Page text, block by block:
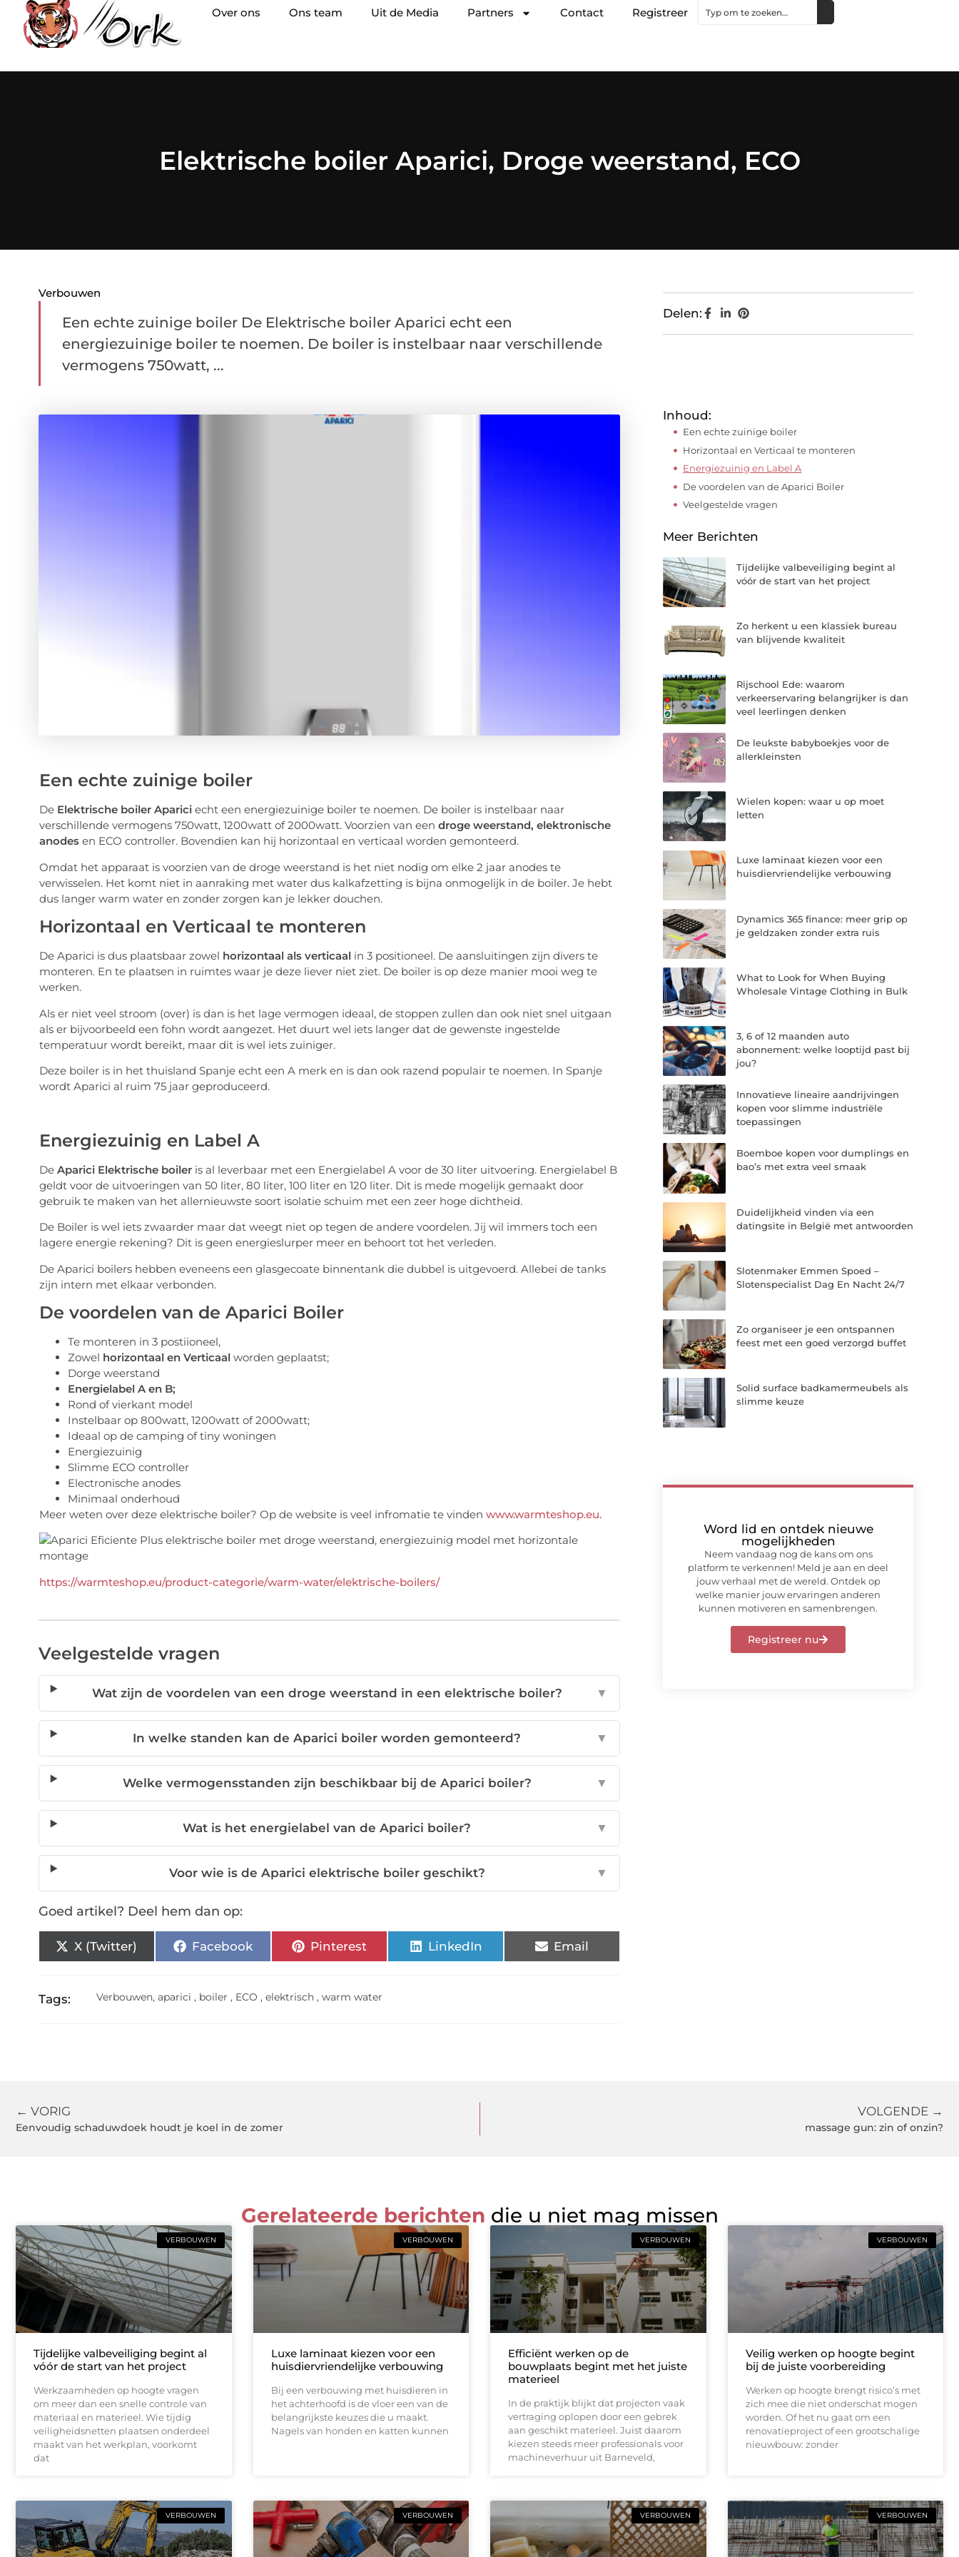
Over ons Ons team Uit de Media Partners Contact Registreer
Elektrische boiler Aparici, Droge weerstand, ECO
Verbouwen
Een echte zuinige boiler De Elektrische boiler Aparici echt een
energiezuinige boiler te noemen. De boiler is instelbaar naar verschillende
vermogens 750watt, ...
Een echte zuinige boiler
De Elektrische boiler Apariciecht een energiezuinige boiler te noemen. De boiler is instelbaar naar
verschillende vermogens 750watt, 1200watt of 2000watt. Voorzien van een droge weerstand, elektronische
anodesen ECO controller. Bovendien kan hij horizontaal en verticaal worden gemonteerd.
Omdat het apparaat is voorzien van de droge weerstand is het niet nodig om elke 2 jaar anodes te
verwisselen. Het komt niet in aanraking met water dus kalkafzetting is bijna onmogelijk in de boiler. Je hebt
dus langer warm water en zonder zorgen kan je lekker douchen.
Horizontaal en Verticaal te monteren
De Aparici is dus plaatsbaar zowel horizontaal als verticaal in 3 positioneel. De aansluitingen zijn divers te
monteren. En te plaatsen in ruimtes waar je deze liever niet ziet. De boiler is op deze manier mooi weg te
werken.
Als er niet veel stroom (over) is dan is het lage vermogen ideaal, de stoppen zullen dan ook niet snel uitgaan
als er bijvoorbeeld een fohn wordt aangezet. Het duurt wel iets langer dat de gewenste ingestelde
temperatuur wordt bereikt, maar dit is wel iets zuiniger.
Deze boiler is in het thuisland Spanje echt een A merk en is dan ook razend populair te noemen. In Spanje
wordt Aparici al ruim 75 jaar geproduceerd.
Energiezuinig en Label A
De Aparici Elektrische boileris al leverbaar met een Energielabel A voor de 30 liter uitvoering. Energielabel B
geldt voor de uitvoeringen van 50 liter, 80 liter, 100 liter en 120 liter. Dit is mede mogelijk gemaakt door
gebruik te maken van het allernieuwste soort isolatie schuim met een zeer hoge dichtheid.
De Boiler is wel iets zwaarder maar dat weegt niet op tegen de andere voordelen. Jij wil immers toch een
lagere energie rekening? Dit is geen energieslurper meer en behoort tot het verleden.
De Aparici boilers hebben eveneens een glasgecoate binnentank die dubbel is uitgevoerd. Allebei de tanks
zijn intern met elkaar verbonden.
De voordelen van de Aparici Boiler
Te monteren in 3 postiioneel,
Zowel horizontaal en Verticaal worden geplaatst;
Dorge weerstand
Energielabel A en B;
Rond of vierkant model
Instelbaar op 800watt, 1200watt of 2000watt;
Ideaal op de camping of tiny woningen
Energiezuinig
Slimme ECO controller
Electronische anodes
Minimaal onderhoud
Meer weten over deze elektrische boiler? Op de website is veel infromatie te vinden www.warmteshop.eu.
https://warmteshop.eu/product-categorie/warm-water/elektrische-boilers/
Veelgestelde vragen
Wat zijn de voordelen van een droge weerstand in een elektrische boiler? ▼
In welke standen kan de Aparici boiler worden gemonteerd? ▼
Welke vermogensstanden zijn beschikbaar bij de Aparici boiler? ▼
Wat is het energielabel van de Aparici boiler? ▼
Voor wie is de Aparici elektrische boiler geschikt? ▼
Goed artikel? Deel hem dan op:
X (Twitter) Facebook Pinterest LinkedIn Email
Tags: Verbouwen,aparici , boiler , ECO ,elektrisch ,warm water
Delen:
Inhoud:
Een echte zuinige boiler
Horizontaal en Verticaal te monteren
Energiezuinig en Label A
De voordelen van de Aparici Boiler
Veelgestelde vragen
Meer Berichten
Tijdelijke valbeveiliging begint al
vóór de start van het project
Zo herkent u een klassiek bureau
van blijvende kwaliteit
Rijschool Ede: waarom
verkeerservaring belangrijker is dan
veel leerlingen denken
De leukste babyboekjes voor de
allerkleinsten
Wielen kopen: waar u op moet
letten
Luxe laminaat kiezen voor een
huisdiervriendelijke verbouwing
Dynamics 365 finance: meer grip op
je geldzaken zonder extra ruis
What to Look for When Buying
Wholesale Vintage Clothing in Bulk
3, 6 of 12 maanden auto
abonnement: welke looptijd past bij
jou?
Innovatieve lineaire aandrijvingen
kopen voor slimme industriële
toepassingen
Boemboe kopen voor dumplings en
bao’s met extra veel smaak
Duidelijkheid vinden via een
datingsite in België met antwoorden
Slotenmaker Emmen Spoed –
Slotenspecialist Dag En Nacht 24/7
Zo organiseer je een ontspannen
feest met een goed verzorgd buffet
Solid surface badkamermeubels als
slimme keuze
Word lid en ontdek nieuwe
mogelijkheden
Neem vandaag nog de kans om ons
platform te verkennen! Meld je aan en deel
jouw verhaal met de wereld. Ontdek op
welke manier jouw ervaringen anderen
kunnen motiveren en samenbrengen.
Registreer nu
← VORIG
Eenvoudig schaduwdoek houdt je koel in de zomer
VOLGENDE →
massage gun: zin of onzin?
Gerelateerde berichten die u niet mag missen
VERBOUWEN
Tijdelijke valbeveiliging begint al
vóór de start van het project
Werkzaamheden op hoogte vragen
om meer dan een snelle controle van
materiaal en materieel. Wie tijdig
veiligheidsnetten plaatsen onderdeel
maakt van het werkplan, voorkomt
dat
VERBOUWEN
Luxe laminaat kiezen voor een
huisdiervriendelijke verbouwing
Bij een verbouwing met huisdieren in
het achterhoofd is de vloer een van de
belangrijkste keuzes die u maakt.
Nagels van honden en katten kunnen
VERBOUWEN
Efficiënt werken op de
bouwplaats begint met het juiste
materieel
In de praktijk blijkt dat projecten vaak
vertraging oplopen door een gebrek
aan geschikt materieel. Juist daarom
kiezen steeds meer professionals voor
machineverhuur uit Barneveld,
VERBOUWEN
Veilig werken op hoogte begint
bij de juiste voorbereiding
Werken op hoogte brengt risico’s met
zich mee die niet onderschat mogen
worden. Of het nu gaat om een
renovatieproject of een grootschalige
nieuwbouw: zonder
VERBOUWEN VERBOUWEN VERBOUWEN VERBOUWEN